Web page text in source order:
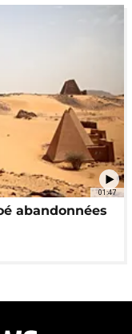
01:47
abandonnées